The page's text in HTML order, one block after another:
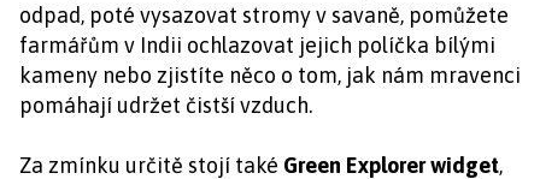
odpad, poté vysazovat stromy v savaně, pomůžete
farmářům v Indii ochlazovat jejich políčka bílými
kameny nebo zjistíte něco o tom, jak nám mravenci
pomáhají udržet čistší vzduch.
Za zmínku určitě stojí také Green Explorer widget,